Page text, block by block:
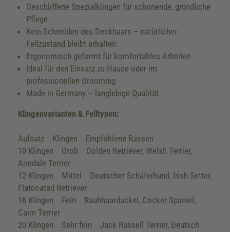
Geschliffene Spezialklingen für schonende, gründliche
Pflege
Kein Schneiden des Deckhaars – natürlicher
Fellzustand bleibt erhalten
Ergonomisch geformt für komfortables Arbeiten
Ideal für den Einsatz zu Hause oder im
professionellen Grooming
Made in Germany – langlebige Qualität
Klingenvarianten & Felltypen:
Aufsatz Klingen Empfohlene Rassen
10 Klingen Grob Golden Retriever, Welsh Terrier,
Airedale Terrier
12 Klingen Mittel Deutscher Schäferhund, Irish Setter,
Flatcoated Retriever
16 Klingen Fein Rauhhaardackel, Cocker Spaniel,
Cairn Terrier
20 Klingen Sehr fein Jack Russell Terrier, Deutsch